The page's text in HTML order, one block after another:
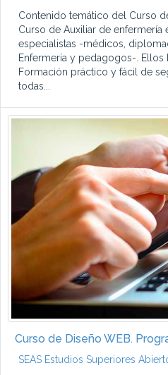
Contenido temático del Curso
Curso de Auxiliar de
especialistas -médicos,
Enfermería y pedagogos-.
Formación práctico y fácil de
todas...
Curso de Diseño WEB.
SEAS Estudios Superiores